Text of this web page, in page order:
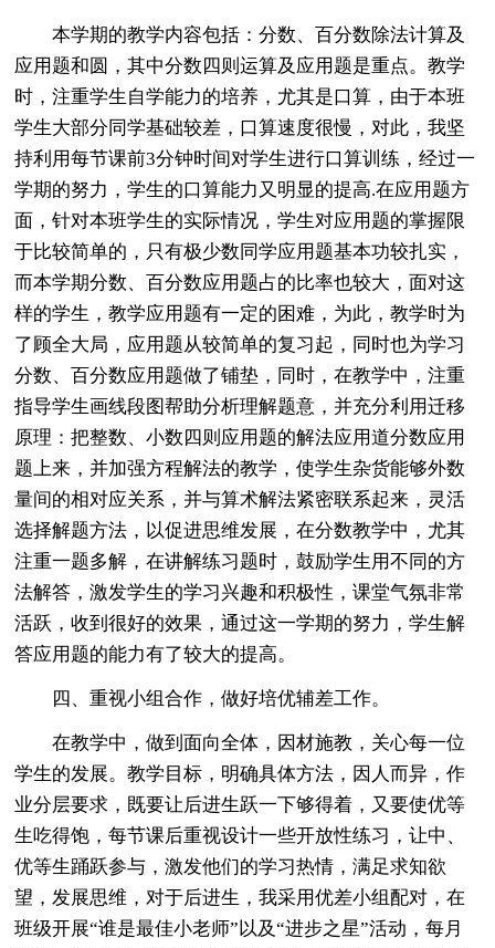
本学期的教学内容包括：分数、百分数除法计算及
应用题和圆，其中分数四则运算及应用题是重点。教学
时，注重学生自学能力的培养，尤其是口算，由于本班
学生大部分同学基础较差，口算速度很慢，对此，我坚
持利用每节课前3分钟时间对学生进行口算训练，经过一
学期的努力，学生的口算能力又明显的提高.在应用题方
面，针对本班学生的实际情况，学生对应用题的掌握限
于比较简单的，只有极少数同学应用题基本功较扎实，
而本学期分数、百分数应用题占的比率也较大，面对这
样的学生，教学应用题有一定的困难，为此，教学时为
了顾全大局，应用题从较简单的复习起，同时也为学习
分数、百分数应用题做了铺垫，同时，在教学中，注重
指导学生画线段图帮助分析理解题意，并充分利用迁移
原理：把整数、小数四则应用题的解法应用道分数应用
题上来，并加强方程解法的教学，使学生杂货能够外数
量间的相对应关系，并与算术解法紧密联系起来，灵活
选择解题方法，以促进思维发展，在分数教学中，尤其
注重一题多解，在讲解练习题时，鼓励学生用不同的方
法解答，激发学生的学习兴趣和积极性，课堂气氛非常
活跃，收到很好的效果，通过这一学期的努力，学生解
答应用题的能力有了较大的提高。
四、重视小组合作，做好培优辅差工作。
在教学中，做到面向全体，因材施教，关心每一位
学生的发展。教学目标，明确具体方法，因人而异，作
业分层要求，既要让后进生跃一下够得着，又要使优等
生吃得饱，每节课后重视设计一些开放性练习，让中、
优等生踊跃参与，激发他们的学习热情，满足求知欲
望，发展思维，对于后进生，我采用优差小组配对，在
班级开展“谁是最佳小老师”以及“进步之星”活动，每月